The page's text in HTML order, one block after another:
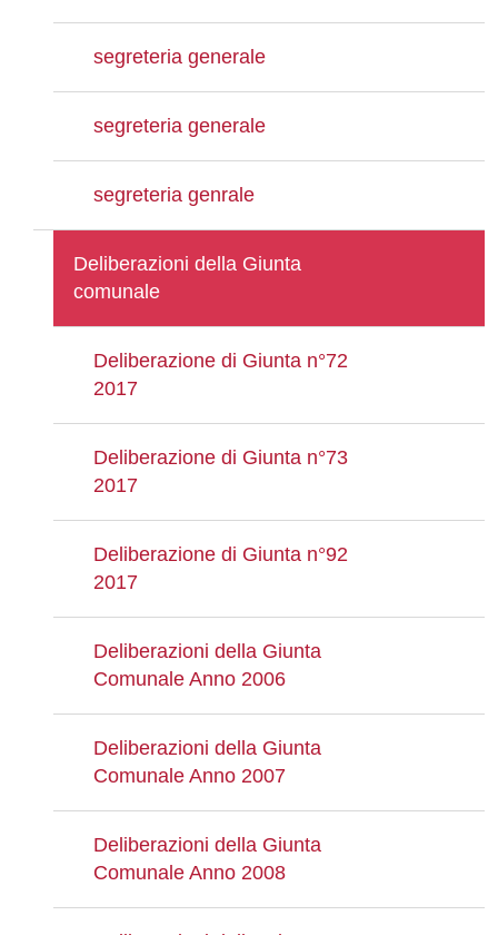
segreteria generale
segreteria generale
segreteria genrale
Deliberazioni della Giunta
comunale
Deliberazione di Giunta n°72
2017
Deliberazione di Giunta n°73
2017
Deliberazione di Giunta n°92
2017
Deliberazioni della Giunta
Comunale Anno 2006
Deliberazioni della Giunta
Comunale Anno 2007
Deliberazioni della Giunta
Comunale Anno 2008